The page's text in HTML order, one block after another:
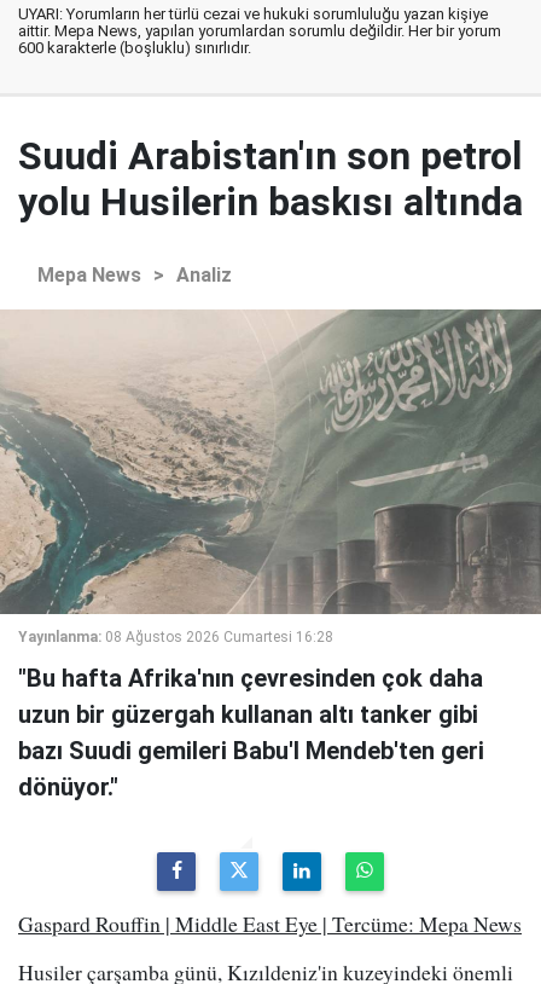
UYARI: Yorumların her türlü cezai ve hukuki sorumluluğu yazan kişiye
aittir. Mepa News, yapılan yorumlardan sorumlu değildir. Her bir yorum
600 karakterle (boşluklu) sınırlıdır.
Suudi Arabistan'ın son petrol
yolu Husilerin baskısı altında
Mepa News > Analiz
Yayınlanma: 08 Ağustos 2026 Cumartesi 16:28
"Bu hafta Afrika'nın çevresinden çok daha
uzun bir güzergah kullanan altı tanker gibi
bazı Suudi gemileri Babu'l Mendeb'ten geri
dönüyor."
Gaspard Rouffin | Middle East Eye | Tercüme: Mepa News
Husiler çarşamba günü, Kızıldeniz'in kuzeyindeki önemli